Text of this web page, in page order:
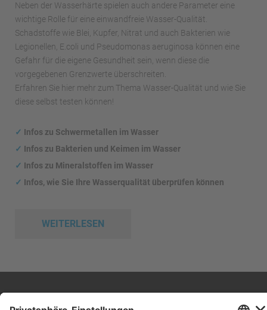
Neben der Wasserhärte spielen auch andere Parameter eine
wichtige Rolle für eine einwandfreie Wasser-Qualität.
Schadstoffe wie Blei, Kupfer, Nitrat und auch Bakterien wie
Legionellen, E.coli und Pseudomonas aeruginosa können eine
Gefahr für die eigene Gesundheit sein, wenn diese die
vorgegebenen Grenzwerte überschreiten.
Erfahren Sie hier mehr zum Thema Wasser-Qualität und wie Sie
diese selbst testen können!
✓ Infos zu Schwermetallen im Wasser
✓ Infos zu Bakterien und Keimen im Wasser
✓ Infos zu Mineralstoffen im Wasser
✓ Infos, wie Sie Ihre Wasserqualität überprüfen können
WEITERLESEN